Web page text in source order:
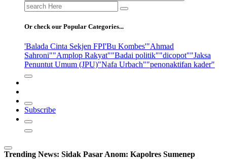
Search
for:
Or check our Popular Categories...
'Balada Cinta Sekjen FPI'Bu Kombes'"Ahmad
Sahroni""Amplop Rakyat""Badai politik""dicopot""Jaksa
Penuntut Umum (JPU)"Nafa Urbach""penonaktifan kader"
Subscribe
Trending News: Sidak Pasar Anom: Kapolres Sumenep